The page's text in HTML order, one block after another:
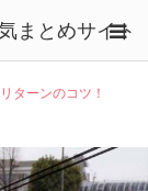
まとめサイト
ターンのコツ！